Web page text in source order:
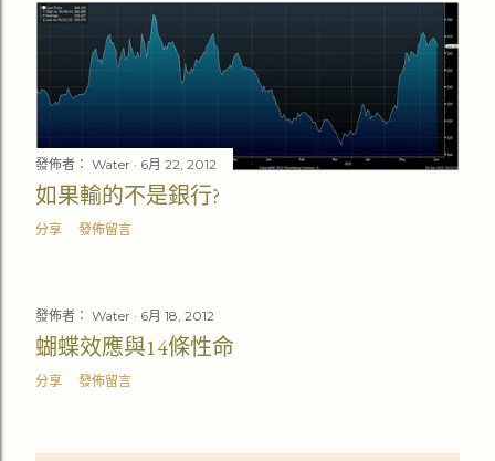
發佈者： Water 6月 22, 2012
如果輸的不是銀行?
分享 發佈留言
發佈者： Water 6月 18, 2012
蝴蝶效應與14條性命
分享 發佈留言